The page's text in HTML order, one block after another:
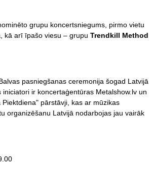
grupu koncertsniegums, pirmo vietu
kā arī īpašo viesu – grupu Trendkill Method
pasniegšanas ceremonija šogad Latvijā
iniciatori ir koncertaģentūras Metalshow.lv un
pārstāvji, kas ar mūzikas
organizēšanu Latvijā nodarbojas jau vairāk